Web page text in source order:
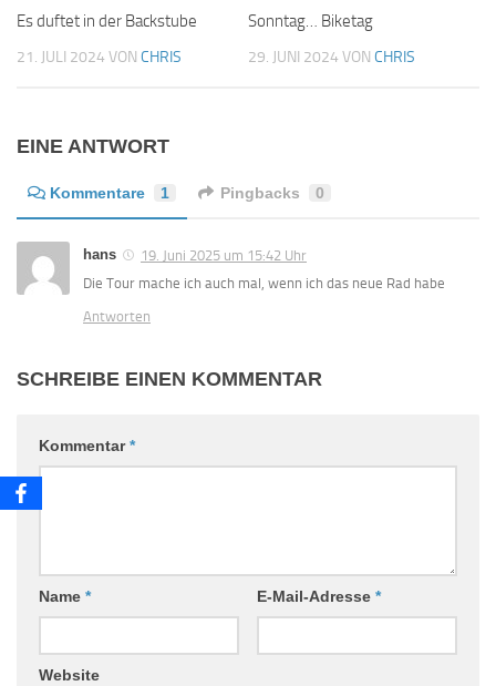
Es duftet in der Backstube
21. JULI 2024 VON CHRIS
Sonntag… Biketag
29. JUNI 2024 VON CHRIS
EINE ANTWORT
Kommentare 1 Pingbacks 0
hans
19. Juni 2025 um 15:42 Uhr
Die Tour mache ich auch mal, wenn ich das neue Rad habe
Antworten
SCHREIBE EINEN KOMMENTAR
Kommentar*
Name * E-Mail-Adresse *
Website